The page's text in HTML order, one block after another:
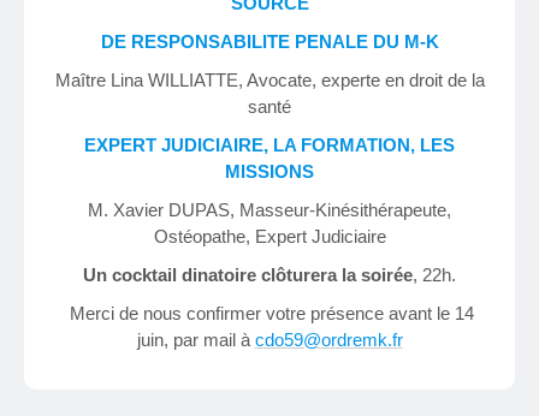
DE RESPONSABILITE PENALE DU M-K
Maître Lina WILLIATTE, Avocate, experte en droit de la
santé
EXPERT JUDICIAIRE, LA FORMATION, LES
MISSIONS
M. Xavier DUPAS, Masseur-Kinésithérapeute,
Ostéopathe, Expert Judiciaire
Un cocktail dinatoire clôturera la soirée, 22h.
Merci de nous confirmer votre présence avant le 14
juin, par mail à cdo59@ordremk.fr